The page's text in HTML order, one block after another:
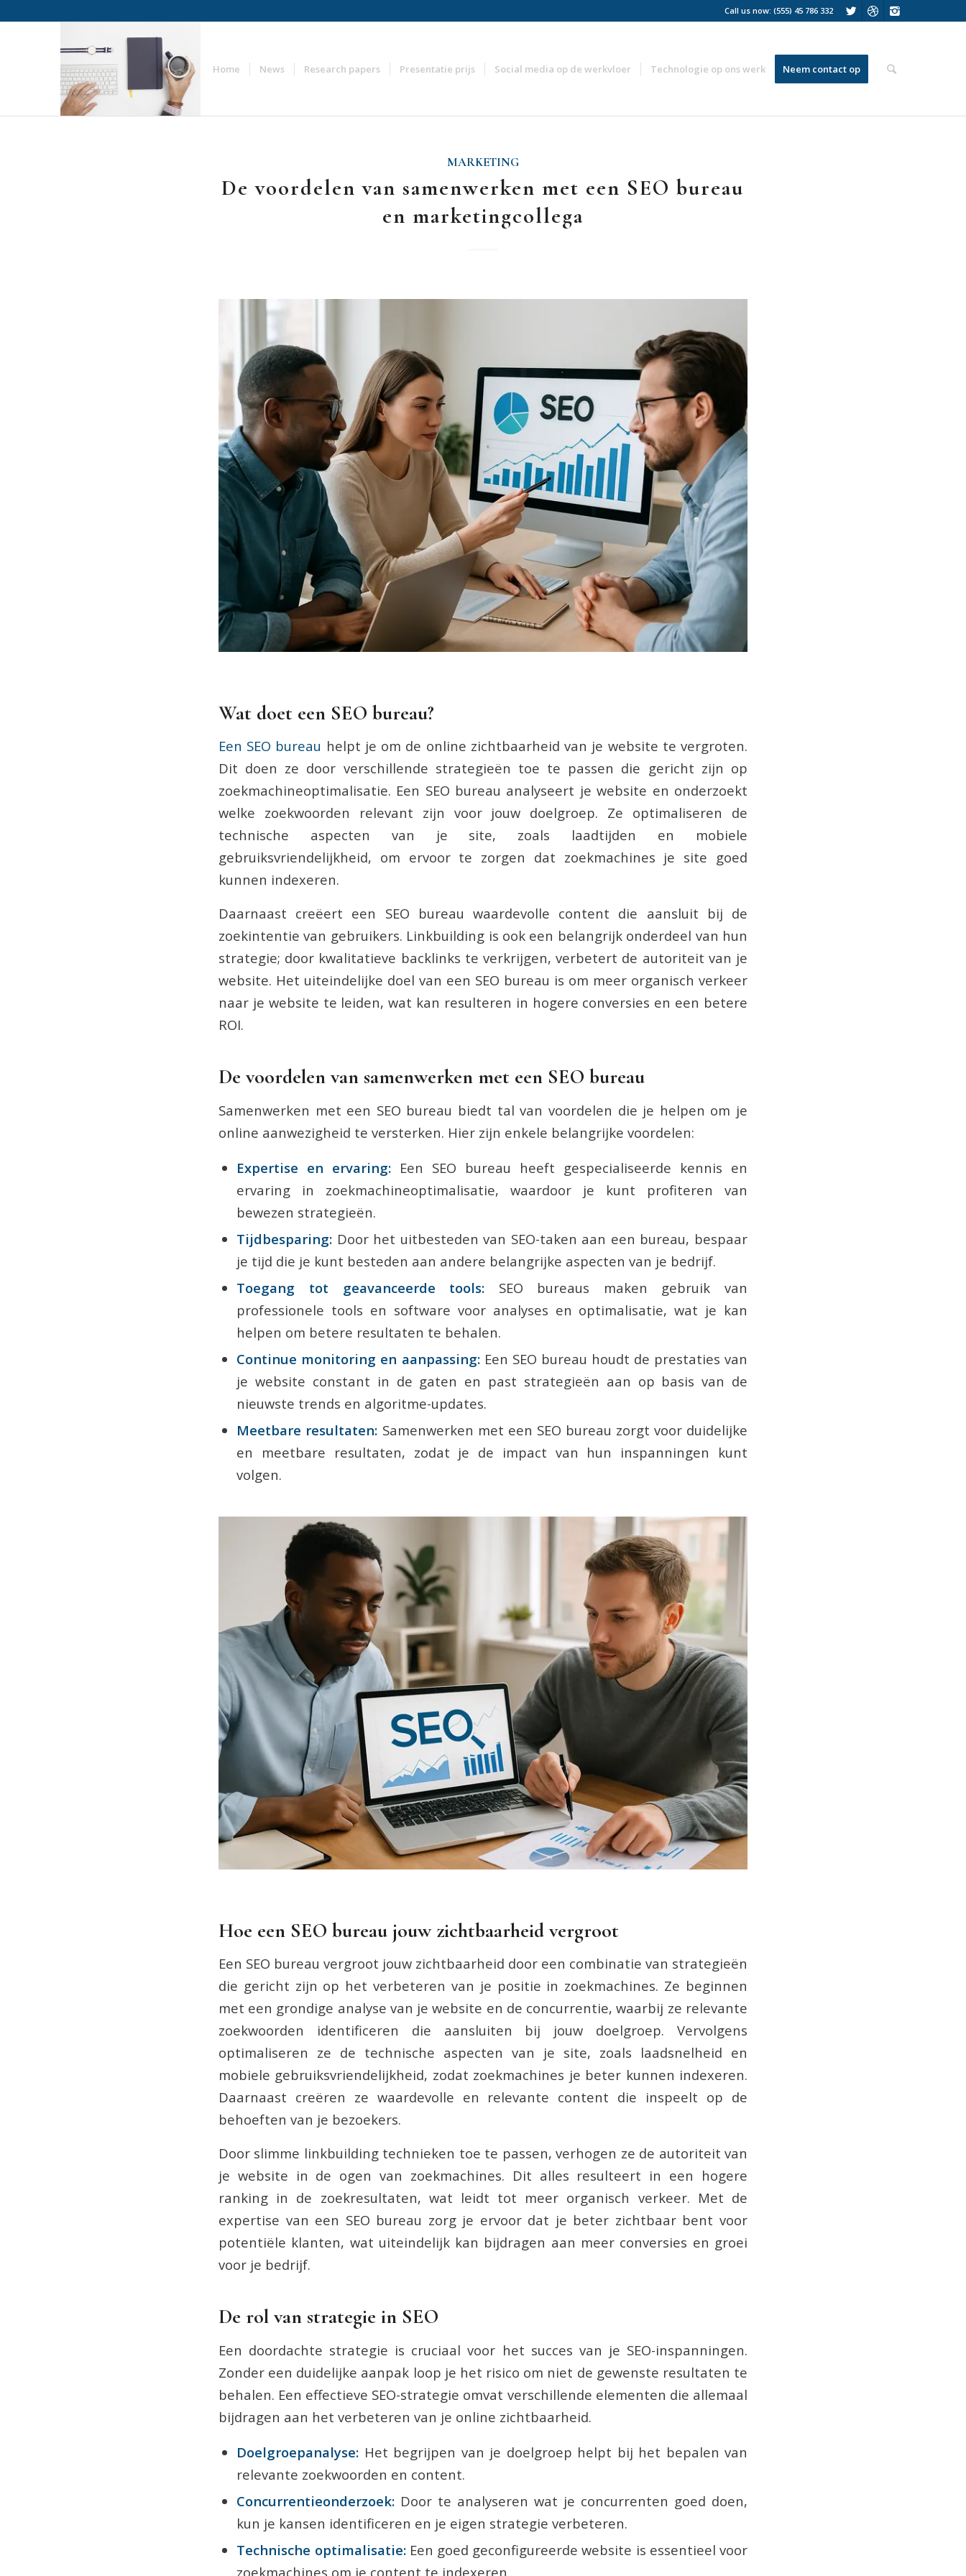
Call us now: (555) 45 786 332
Home News Research papers Presentatie prijs Social media op de werkvloer Technologie op ons werk Neem contact op
MARKETING
De voordelen van samenwerken met een SEO bureau
en marketingcollega
Wat doet een SEO bureau?
Een SEO bureau helpt je om de online zichtbaarheid van je website te vergroten.
Dit doen ze door verschillende strategieën toe te passen die gericht zijn op
zoekmachineoptimalisatie. Een SEO bureau analyseert je website en onderzoekt
welke zoekwoorden relevant zijn voor jouw doelgroep. Ze optimaliseren de
technische aspecten van je site, zoals laadtijden en mobiele
gebruiksvriendelijkheid, om ervoor te zorgen dat zoekmachines je site goed
kunnen indexeren.
Daarnaast creëert een SEO bureau waardevolle content die aansluit bij de
zoekintentie van gebruikers. Linkbuilding is ook een belangrijk onderdeel van hun
strategie; door kwalitatieve backlinks te verkrijgen, verbetert de autoriteit van je
website. Het uiteindelijke doel van een SEO bureau is om meer organisch verkeer
naar je website te leiden, wat kan resulteren in hogere conversies en een betere
ROI.
De voordelen van samenwerken met een SEO bureau
Samenwerken met een SEO bureau biedt tal van voordelen die je helpen om je
online aanwezigheid te versterken. Hier zijn enkele belangrijke voordelen:
Expertise en ervaring: Een SEO bureau heeft gespecialiseerde kennis en
ervaring in zoekmachineoptimalisatie, waardoor je kunt profiteren van
bewezen strategieën.
Tijdbesparing: Door het uitbesteden van SEO-taken aan een bureau, bespaar
je tijd die je kunt besteden aan andere belangrijke aspecten van je bedrijf.
Toegang tot geavanceerde tools: SEO bureaus maken gebruik van
professionele tools en software voor analyses en optimalisatie, wat je kan
helpen om betere resultaten te behalen.
Continue monitoring en aanpassing:Een SEO bureau houdt de prestaties van
je website constant in de gaten en past strategieën aan op basis van de
nieuwste trends en algoritme-updates.
Meetbare resultaten: Samenwerken met een SEO bureau zorgt voor duidelijke
en meetbare resultaten, zodat je de impact van hun inspanningen kunt
volgen.
Hoe een SEO bureau jouw zichtbaarheid vergroot
Een SEO bureau vergroot jouw zichtbaarheid door een combinatie van strategieën
die gericht zijn op het verbeteren van je positie in zoekmachines. Ze beginnen
met een grondige analyse van je website en de concurrentie, waarbij ze relevante
zoekwoorden identificeren die aansluiten bij jouw doelgroep. Vervolgens
optimaliseren ze de technische aspecten van je site, zoals laadsnelheid en
mobiele gebruiksvriendelijkheid, zodat zoekmachines je beter kunnen indexeren.
Daarnaast creëren ze waardevolle en relevante content die inspeelt op de
behoeften van je bezoekers.
Door slimme linkbuilding technieken toe te passen, verhogen ze de autoriteit van
je website in de ogen van zoekmachines. Dit alles resulteert in een hogere
ranking in de zoekresultaten, wat leidt tot meer organisch verkeer. Met de
expertise van een SEO bureau zorg je ervoor dat je beter zichtbaar bent voor
potentiële klanten, wat uiteindelijk kan bijdragen aan meer conversies en groei
voor je bedrijf.
De rol van strategie in SEO
Een doordachte strategie is cruciaal voor het succes van je SEO-inspanningen.
Zonder een duidelijke aanpak loop je het risico om niet de gewenste resultaten te
behalen. Een effectieve SEO-strategie omvat verschillende elementen die allemaal
bijdragen aan het verbeteren van je online zichtbaarheid.
Doelgroepanalyse: Het begrijpen van je doelgroep helpt bij het bepalen van
relevante zoekwoorden en content.
Concurrentieonderzoek: Door te analyseren wat je concurrenten goed doen,
kun je kansen identificeren en je eigen strategie verbeteren.
Technische optimalisatie:Een goed geconfigureerde website is essentieel voor
zoekmachines om je content te indexeren.